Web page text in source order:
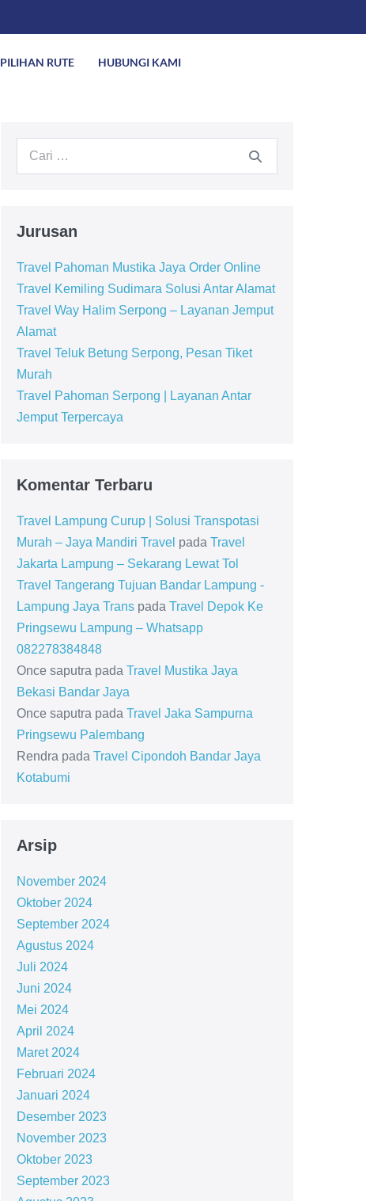
PILIHAN RUTE HUBUNGI KAMI
Jurusan
Travel Pahoman Mustika Jaya Order Online
Travel Kemiling Sudimara Solusi Antar Alamat
Travel Way Halim Serpong – Layanan Jemput
Alamat
Travel Teluk Betung Serpong, Pesan Tiket
Murah
Travel Pahoman Serpong | Layanan Antar
Jemput Terpercaya
Komentar Terbaru
Travel Lampung Curup | Solusi Transpotasi
Murah – Jaya Mandiri Travel pada Travel
Jakarta Lampung – Sekarang Lewat Tol
Travel Tangerang Tujuan Bandar Lampung -
Lampung Jaya Transpada Travel Depok Ke
Pringsewu Lampung – Whatsapp
082278384848
Once saputra pada Travel Mustika Jaya
Bekasi Bandar Jaya
Once saputra pada Travel Jaka Sampurna
Pringsewu Palembang
Rendra pada Travel Cipondoh Bandar Jaya
Kotabumi
Arsip
November 2024
Oktober 2024
September 2024
Agustus 2024
Juli 2024
Juni 2024
Mei 2024
April 2024
Maret 2024
Februari 2024
Januari 2024
Desember 2023
November 2023
Oktober 2023
September 2023